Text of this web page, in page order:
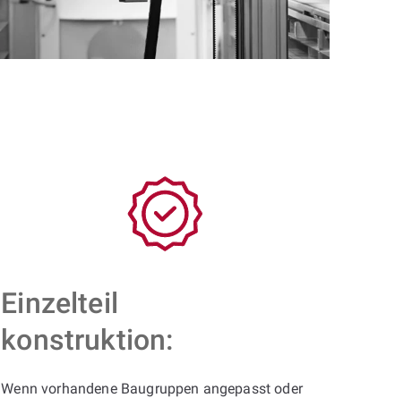
Einzelteil
konstruktion:
Wenn vorhandene Baugruppen angepasst oder